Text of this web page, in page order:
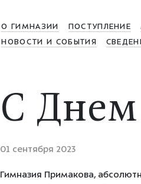
О ГИМНАЗИИ ПОСТУПЛЕНИЕ
НОВОСТИ И СОБЫТИЯ
С
01 сентября 2023
Гимназия Примакова,